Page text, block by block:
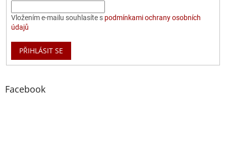
Vložením e-mailu souhlasíte s podmínkami ochrany osobních
údajů
PŘIHLÁSIT SE
Facebook